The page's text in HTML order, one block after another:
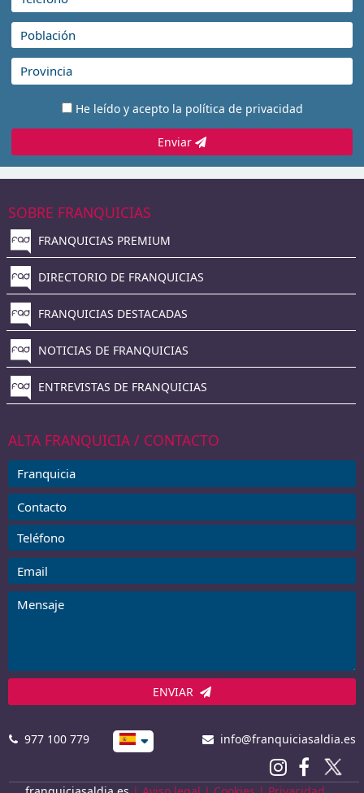
He leído y acepto la política de privacidad
Enviar
SOBRE FRANQUICIAS
FRANQUICIAS PREMIUM
DIRECTORIO DE FRANQUICIAS
FRANQUICIAS DESTACADAS
NOTICIAS DE FRANQUICIAS
ENTREVISTAS DE FRANQUICIAS
ALTA FRANQUICIA / CONTACTO
ENVIAR
977 100 779 info@franquiciasaldia.es